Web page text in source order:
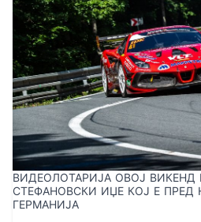
ВИДЕОЛОТАРИЈА ОВОЈ ВИКЕНД
СТЕФАНОВСКИ ИЏЕ КОЈ Е ПРЕД
ГЕРМАНИЈА